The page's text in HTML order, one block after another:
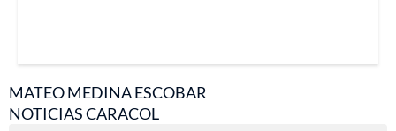
MATEO MEDINA ESCOBAR
NOTICIAS CARACOL